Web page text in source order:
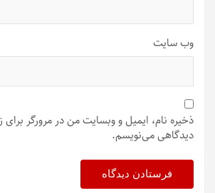
وب‌ سایت
ذخیره نام، ایمیل و وبسایت من در مرورگر برای
دیدگاهی می‌نویسم.